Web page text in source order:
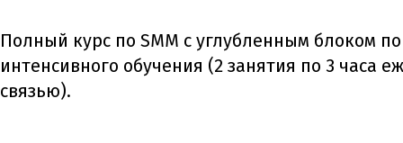
Полный курс по SMM с углубленным блоком
интенсивного обучения (2 занятия по 3 часа
связью).